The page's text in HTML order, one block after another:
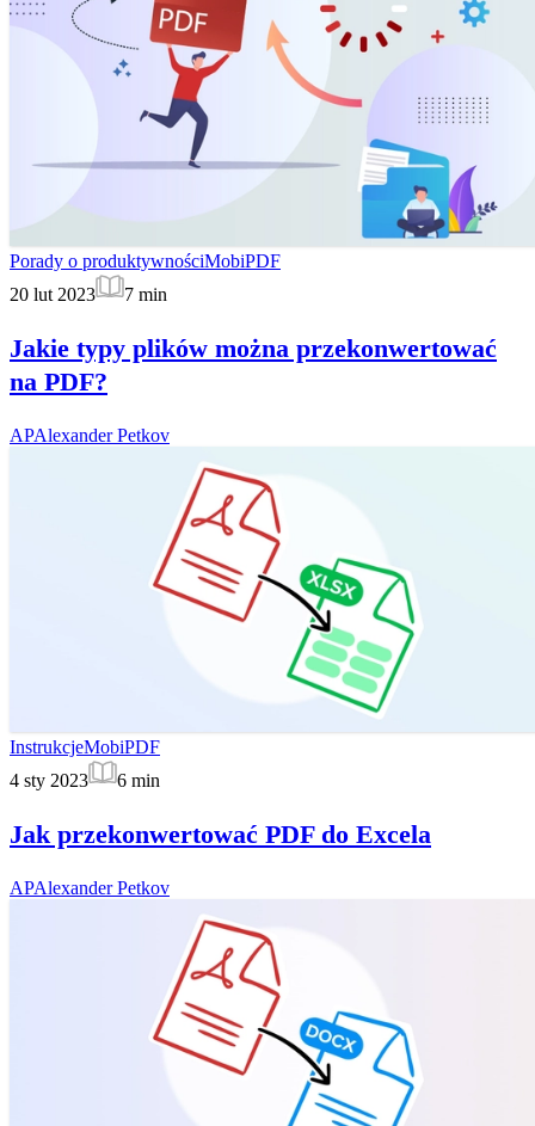
Porady o produktywnościMobiPDF
20 lut 2023
7 min
Jakie typy plików można przekonwertować
na PDF?
APAlexander Petkov
InstrukcjeMobiPDF
4 sty 2023
6 min
Jak przekonwertować PDF do Excela
APAlexander Petkov